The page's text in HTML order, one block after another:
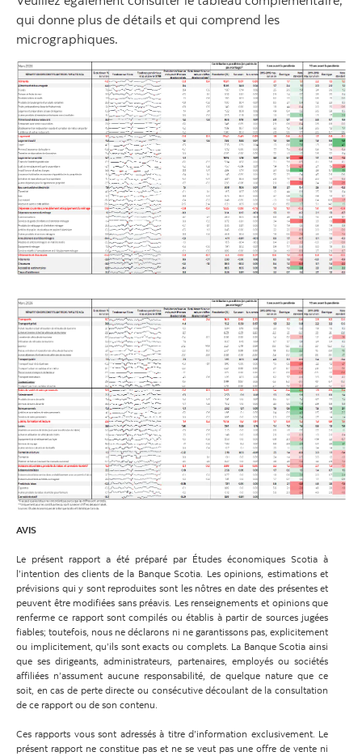
qui donne plus de détails et qui comprend les
micrographiques.
AVIS
Le présent rapport a été préparé par Études économiques Scotia à
l’intention des clients de la Banque Scotia. Les opinions, estimations et
prévisions qui y sont reproduites sont les nôtres en date des présentes et
peuvent être modifiées sans préavis. Les renseignements et opinions que
renferme ce rapport sont compilés ou établis à partir de sources jugées
fiables; toutefois, nous ne déclarons ni ne garantissons pas, explicitement
ou implicitement, qu’ils sont exacts ou complets. La Banque Scotia ainsi
que ses dirigeants, administrateurs, partenaires, employés ou sociétés
affiliées n’assument aucune responsabilité, de quelque nature que ce
soit, en cas de perte directe ou consécutive découlant de la consultation
de ce rapport ou de son contenu.
Ces rapports vous sont adressés à titre d’information exclusivement. Le
présent rapport ne constitue pas et ne se veut pas une offre de vente ni